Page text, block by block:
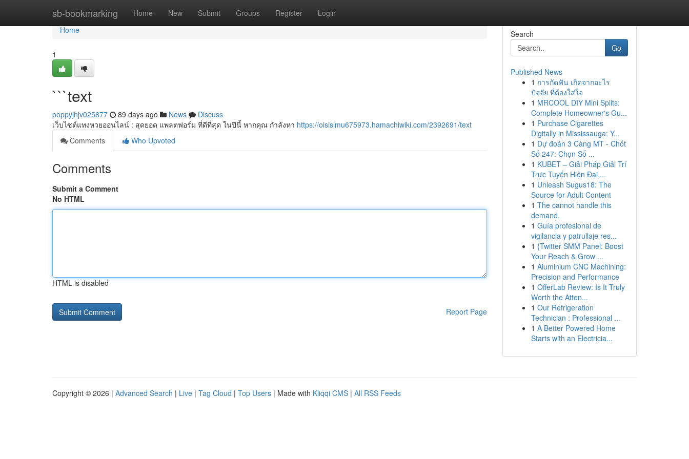
sb-bookmarking Home New Submit Groups Register Login
Home
Home
1
```text
poppyjhjv025877 89 days ago News
Discuss
เว็บไซต์แทงหวยออนไลน์ : สุดยอด แพลตฟอร์ม ที่ดีที่สุด ในปีนี้ หากคุณ กำลังหา https://oisislmu675973.hamachiwiki.com/2392691/text
Comments
Who Upvoted
Comments
Submit a Comment
No HTML
HTML is disabled
Report Page
Search
Go
Published News
1 การกัดฟัน เกิดจากอะไร
ปัจจัย ที่ต้องใส่ใจ
1 MRCOOL DIY Mini Splits:
Complete Homeowner's Gu...
1 Purchase Cigarettes
Digitally in Mississauga: Y...
1 Dự đoán 3 Càng MT - Chốt
Số 247: Chọn Số ...
1 KUBET – Giải Pháp Giải Trí
Trực Tuyến Hiện Đại,...
1 Unleash Sugus18: The
Source for Adult Content
1 The cannot handle this
demand.
1 Guía profesional de
vigilancia y patrullaje res...
1 {Twitter SMM Panel: Boost
Your Reach & Grow ...
1 Aluminium CNC Machining:
Precision and Performance
1 OfferLab Review: Is It Truly
Worth the Atten...
1 Our Refrigeration
Technician : Professional ...
1 A Better Powered Home
Starts with an Electricia...
Copyright © 2026 | Advanced Search | Live | Tag Cloud | Top Users | Made with Kliqqi CMS | All RSS Feeds